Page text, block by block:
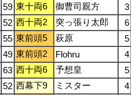
59 東十両6 御曹司親方 3
52 西十両2 突っ張り太郎 6
55 東前頭5 萩原 5
49 東前頭2 Flohru 4
63 西十両6 予想皇 5
52 西幕下9 ミスター 4